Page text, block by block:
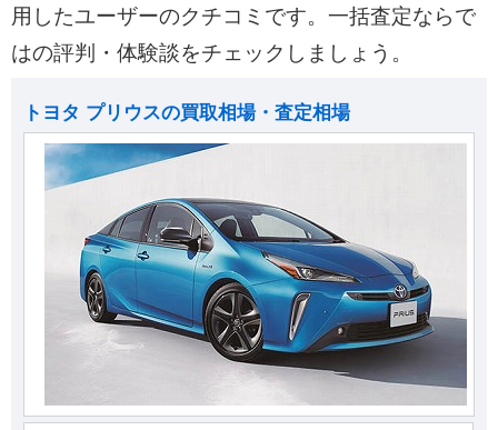
用したユーザーのクチコミです。一括査定ならで
はの評判・体験談をチェックしましょう。
トヨタ プリウスの買取相場・査定相場